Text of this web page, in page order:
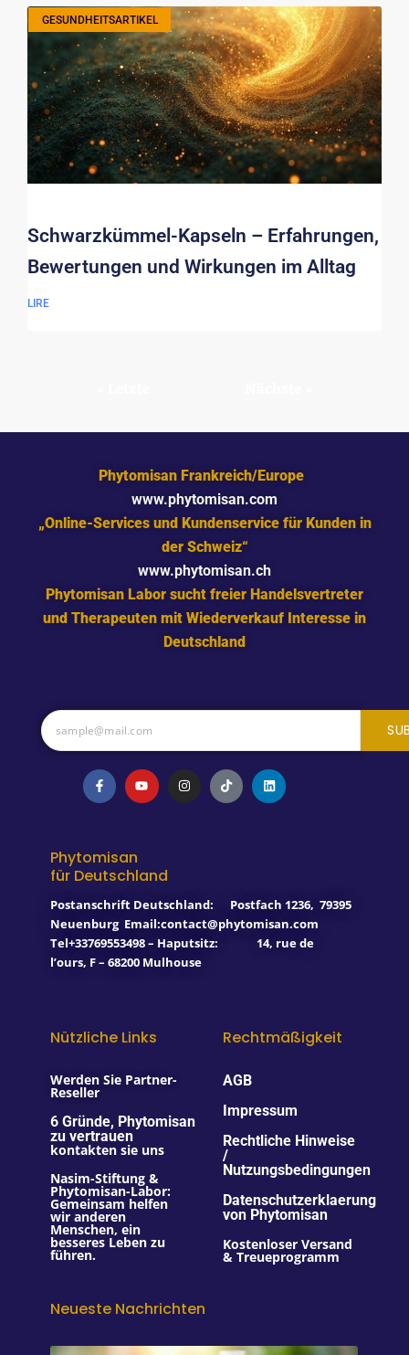
GESUNDHEITSARTIKEL
Schwarzkümmel-Kapseln – Erfahrungen,
Bewertungen und Wirkungen im Alltag
LIRE
Phytomisan Frankreich/Europe
www.phytomisan.com
„Online-Services und Kundenservice für Kunden in
der Schweiz“
www.phytomisan.ch
Phytomisan Labor sucht freier Handelsvertreter
und Therapeuten mit Wiederverkauf Interesse in
Deutschland
F
a
c
o
k
-
Y
o
u
n
s
T
i
k
L
i
n
Phytomisan
für Deutschland
Postanschrift Deutschland: Postfach 1236, 79395
Neuenburg Email:contact@phytomisan.com
Tel+33769553498 – Haputsitz: 14, rue de
l’ours, F – 68200 Mulhouse
Nützliche Links
Werden Sie Partner-
Reseller
6 Gründe, Phytomisan
zu vertrauen
kontakten sie uns
Nasim-Stiftung &
Phytomisan-Labor:
Gemeinsam helfen
wir anderen
Menschen, ein
besseres Leben zu
führen.
Rechtmäßigkeit
AGB
Impressum
Rechtliche Hinweise
/
Nutzungsbedingungen
Datenschutzerklaerung
von Phytomisan
Kostenloser Versand
& Treueprogramm
Neueste Nachrichten